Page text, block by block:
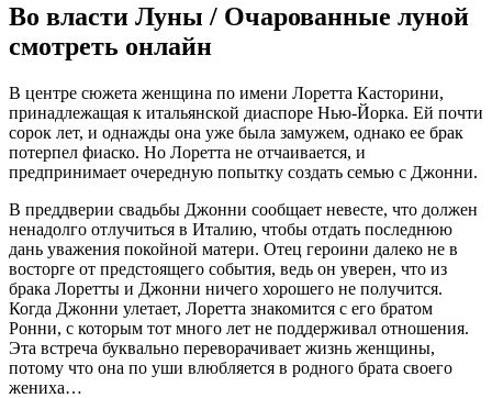
Во власти Луны / Очарованные луной
смотреть онлайн
В центре сюжета женщина по имени Лоретта Касторини,
принадлежащая к итальянской диаспоре Нью-Йорка. Ей почти
сорок лет, и однажды она уже была замужем, однако ее брак
потерпел фиаско. Но Лоретта не отчаивается, и
предпринимает очередную попытку создать семью с Джонни.
В преддверии свадьбы Джонни сообщает невесте, что должен
ненадолго отлучиться в Италию, чтобы отдать последнюю
дань уважения покойной матери. Отец героини далеко не в
восторге от предстоящего события, ведь он уверен, что из
брака Лоретты и Джонни ничего хорошего не получится.
Когда Джонни улетает, Лоретта знакомится с его братом
Ронни, с которым тот много лет не поддерживал отношения.
Эта встреча буквально переворачивает жизнь женщины,
потому что она по уши влюбляется в родного брата своего
жениха…